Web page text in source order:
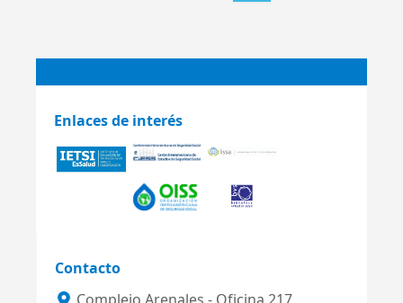
Enlaces de interés
Contacto